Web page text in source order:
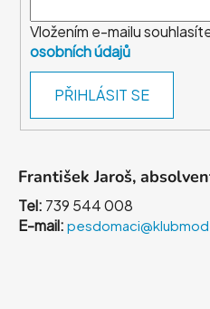
Vložením e-mailu
osobních údajů
PŘIHLÁSIT SE
František Jaroš,
Tel: 739 544 008
E-mail: